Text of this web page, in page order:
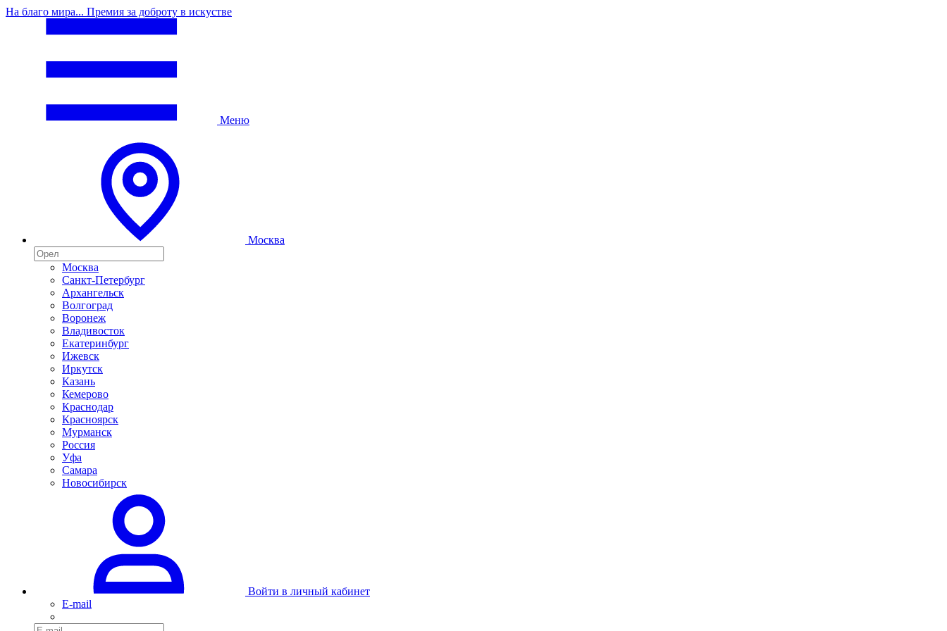
На благо мира... Премия за доброту в искустве
Меню
Москва
Москва
Санкт-Петербург
Архангельск
Волгоград
Воронеж
Владивосток
Екатеринбург
Ижевск
Иркутск
Казань
Кемерово
Краснодар
Красноярск
Мурманск
Россия
Уфа
Самара
Новосибирск
Войти в личный кабинет
E-mail